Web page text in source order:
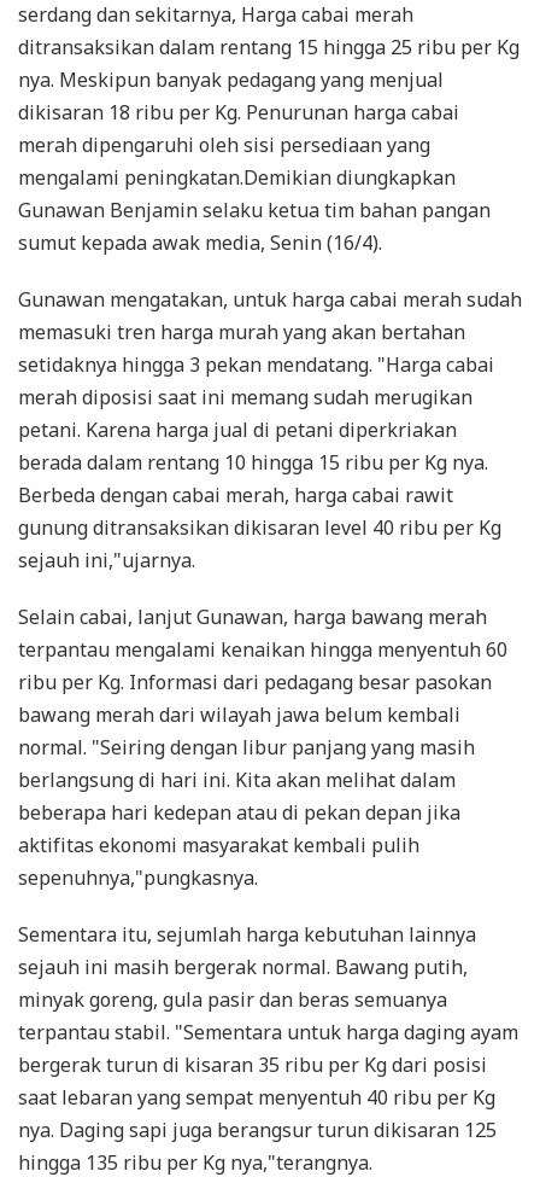
serdang dan sekitarnya, Harga cabai merah
ditransaksikan dalam rentang 15 hingga 25 ribu per Kg
nya. Meskipun banyak pedagang yang menjual
dikisaran 18 ribu per Kg. Penurunan harga cabai
merah dipengaruhi oleh sisi persediaan yang
mengalami peningkatan.Demikian diungkapkan
Gunawan Benjamin selaku ketua tim bahan pangan
sumut kepada awak media, Senin (16/4).
Gunawan mengatakan, untuk harga cabai merah sudah
memasuki tren harga murah yang akan bertahan
setidaknya hingga 3 pekan mendatang. "Harga cabai
merah diposisi saat ini memang sudah merugikan
petani. Karena harga jual di petani diperkriakan
berada dalam rentang 10 hingga 15 ribu per Kg nya.
Berbeda dengan cabai merah, harga cabai rawit
gunung ditransaksikan dikisaran level 40 ribu per Kg
sejauh ini,"ujarnya.
Selain cabai, lanjut Gunawan, harga bawang merah
terpantau mengalami kenaikan hingga menyentuh 60
ribu per Kg. Informasi dari pedagang besar pasokan
bawang merah dari wilayah jawa belum kembali
normal. "Seiring dengan libur panjang yang masih
berlangsung di hari ini. Kita akan melihat dalam
beberapa hari kedepan atau di pekan depan jika
aktifitas ekonomi masyarakat kembali pulih
sepenuhnya,"pungkasnya.
Sementara itu, sejumlah harga kebutuhan lainnya
sejauh ini masih bergerak normal. Bawang putih,
minyak goreng, gula pasir dan beras semuanya
terpantau stabil. "Sementara untuk harga daging ayam
bergerak turun di kisaran 35 ribu per Kg dari posisi
saat lebaran yang sempat menyentuh 40 ribu per Kg
nya. Daging sapi juga berangsur turun dikisaran 125
hingga 135 ribu per Kg nya,"terangnya.